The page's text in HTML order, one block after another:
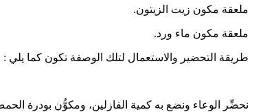
ملعقة مكون زيت الزيتون.
ملعقة مكون ماء ورد.
طريقة التحضير والاستعمال لتلك الوصفة تكون كما يلي :
نحضِّر الوعاء ونضع به كمية الفازلين، ومكوُّن بودرة